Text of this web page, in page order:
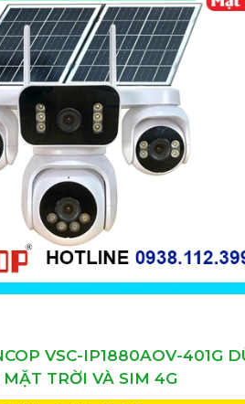
VSC-IP1880AOV-401G
MẶT TRỜI VÀ SIM 4G